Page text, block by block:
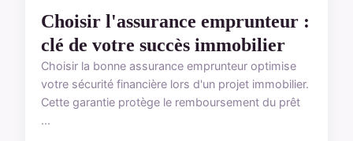
Choisir l'assurance emprunteur :
clé de votre succès immobilier
Choisir la bonne assurance emprunteur optimise
votre sécurité financière lors d'un projet immobilier.
Cette garantie protège le remboursement du prêt
...